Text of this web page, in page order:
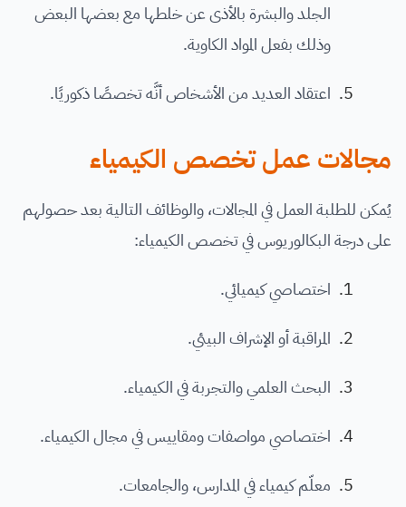
الجلد والبشرة بالأذى عن خلطها مع بعضها البعض
وذلك بفعل المواد الكاوية.
اعتقاد العديد من الأشخاص أنَّه تخصصًا ذكوريًا.
مجالات عمل تخصص الكيمياء
يُمكن للطلبة العمل في المجالات، والوظائف التالية بعد حصولهم
على درجة البكالوريوس في تخصص الكيمياء:
اختصاصي كيميائي.
المراقبة أو الإشراف البيئي.
البحث العلمي والتجربة في الكيمياء.
اختصاصي مواصفات ومقاييس في مجال الكيمياء.
معلّم كيمياء في المدارس، والجامعات.